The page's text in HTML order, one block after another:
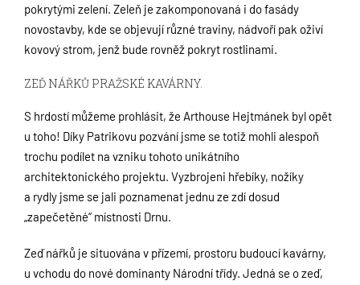
pokrytými zelení. Zeleň je zakomponovaná i do fasády
novostavby, kde se objevují různé traviny, nádvoří pak oživí
kovový strom, jenž bude rovněž pokryt rostlinami.
ZEĎ NÁŘKŮ PRAŽSKÉ KAVÁRNY.
S hrdostí můžeme prohlásit, že Arthouse Hejtmánek byl opět
u toho! Díky Patrikovu pozvání jsme se totiž mohli alespoň
trochu podílet na vzniku tohoto unikátního
architektonického projektu. Vyzbrojeni hřebíky, nožíky
a rydly jsme se jali poznamenat jednu ze zdí dosud
„zapečetěné“ místnosti Drnu.
Zeď nářků je situována v přízemí, prostoru budoucí kavárny,
u vchodu do nové dominanty Národní třídy. Jedná se o zeď,